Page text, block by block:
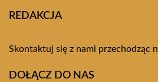
REDAKCJA
Skontaktuj się z nami przechodząc
DOŁĄCZ DO NAS